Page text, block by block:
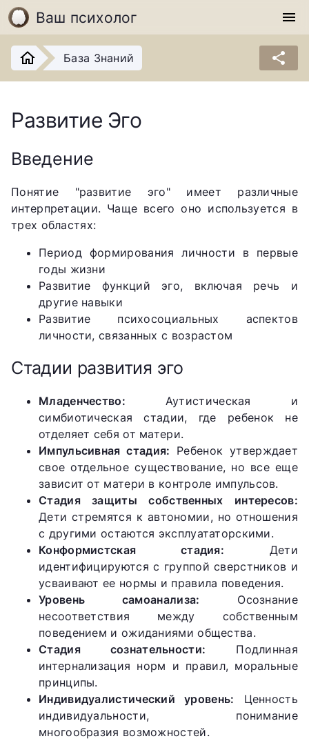
Ваш психолог menu
База Знаний share
Развитие Эго
Введение
Понятие "развитие эго" имеет различные
интерпретации. Чаще всего оно используется в
трех областях:
Период формирования личности в первые
годы жизни
Развитие функций эго, включая речь и
другие навыки
Развитие психосоциальных аспектов
личности, связанных с возрастом
Стадии развития эго
Младенчество: Аутистическая и
симбиотическая стадии, где ребенок не
отделяет себя от матери.
Импульсивная стадия: Ребенок утверждает
свое отдельное существование, но все еще
зависит от матери в контроле импульсов.
Стадия защиты собственных интересов:
Дети стремятся к автономии, но отношения
с другими остаются эксплуататорскими.
Конформистская стадия: Дети
идентифицируются с группой сверстников и
усваивают ее нормы и правила поведения.
Уровень самоанализа: Осознание
несоответствия между собственным
поведением и ожиданиями общества.
Стадия сознательности: Подлинная
интернализация норм и правил, моральные
принципы.
Индивидуалистический уровень: Ценность
индивидуальности, понимание
многообразия возможностей.